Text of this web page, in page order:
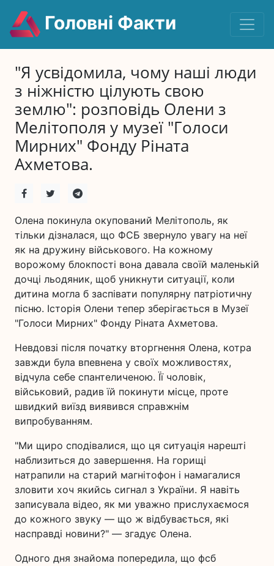
Головні Факти
"Я усвідомила, чому наші люди
з ніжністю цілують свою
землю": розповідь Олени з
Мелітополя у музеї "Голоси
Мирних" Фонду Ріната
Ахметова.
Олена покинула окупований Мелітополь, як
тільки дізналася, що ФСБ звернуло увагу на неї
як на дружину військового. На кожному
ворожому блокпості вона давала своїй маленькій
дочці льодяник, щоб уникнути ситуації, коли
дитина могла б заспівати популярну патріотичну
пісню. Історія Олени тепер зберігається в Музеї
"Голоси Мирних" Фонду Ріната Ахметова.
Невдовзі після початку вторгнення Олена, котра
завжди була впевнена у своїх можливостях,
відчула себе спантеличеною. Її чоловік,
військовий, радив їй покинути місце, проте
швидкий виїзд виявився справжнім
випробуванням.
"Ми щиро сподівалися, що ця ситуація нарешті
наблизиться до завершення. На горищі
натрапили на старий магнітофон і намагалися
зловити хоч якийсь сигнал з України. Я навіть
записувала відео, як ми уважно прислухаємося
до кожного звуку — що ж відбувається, які
насправді новини?" — згадує Олена.
Одного дня знайома попередила, що фсб